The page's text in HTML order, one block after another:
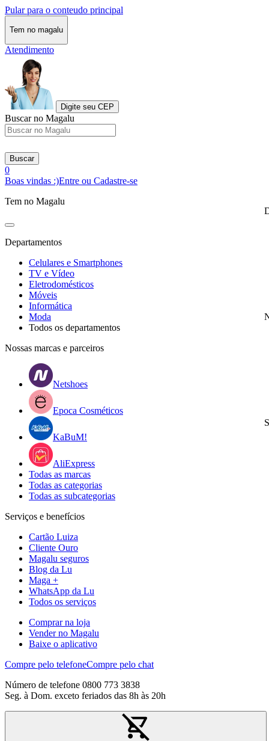
Pular para o conteudo principal
Tem no magalu
Atendimento
Digite seu CEP
Buscar no Magalu
Buscar
0
Boas vindas :)Entre ou Cadastre-se
Tem no Magalu
Departamentos
Celulares e Smartphones
TV e Vídeo
Eletrodomésticos
Móveis
Informática
Moda
Todos os departamentos
Nossas marcas e parceiros
Netshoes
Epoca Cosméticos
KaBuM!
AliExpress
Todas as marcas
Todas as categorias
Todas as subcategorias
Serviços e benefícios
Cartão Luiza
Cliente Ouro
Magalu seguros
Blog da Lu
Maga +
WhatsApp da Lu
Todos os serviços
Comprar na loja
Vender no Magalu
Baixe o aplicativo
Compre pelo telefoneCompre pelo chat
Número de telefone 0800 773 3838
Seg. à Dom. exceto feriados das 8h às 20h